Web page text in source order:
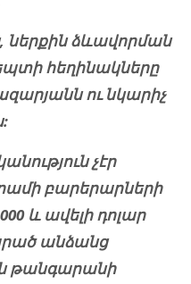
ձևավորման
հեղինակները
ու նկարիչ
չէր
բարերարների
և ավելի դոլար
անձանց
թանգարանի